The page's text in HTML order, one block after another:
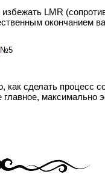
LMR
окончанием
как сделать процесс
максимально